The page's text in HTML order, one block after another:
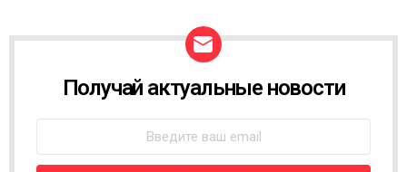
W
L
Получай актуальные новости